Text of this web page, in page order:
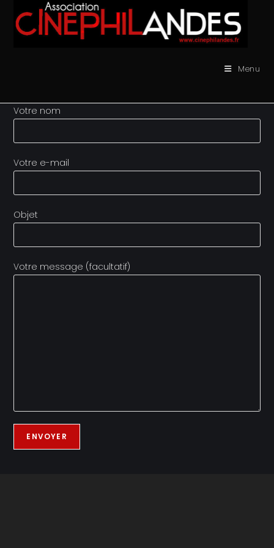
content
Menu
Votre nom
Votre e-mail
Objet
Votre message (facultatif)